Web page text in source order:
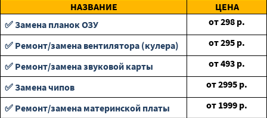
НАЗВАНИЕ
ЦЕНА
✅ Замена планок ОЗУ
от298 р.
✅ Ремонт/замена вентилятора (кулера)
от295 р.
✅ Ремонт/замена звуковой карты
от493 р.
✅ Замена чипов
от2995 р.
✅ Ремонт/замена материнской платы
от 1999 р.